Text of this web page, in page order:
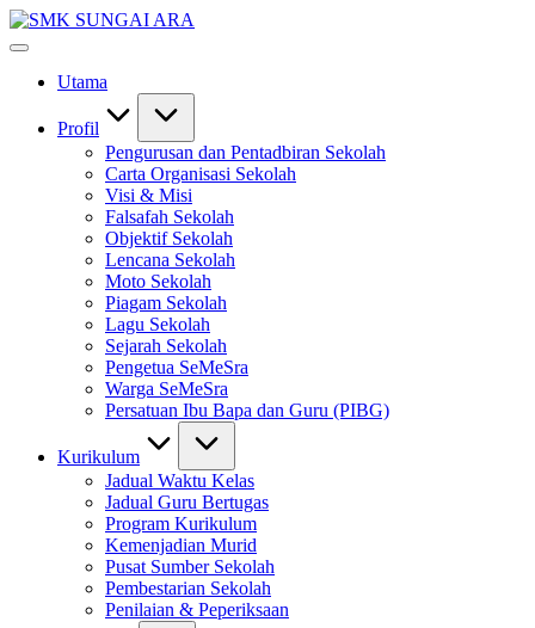
Skip
to
#KetekunanNadiKecemerlangan
#SeMeSradiHati
Utama
Profil
Pengurusan dan Pentadbiran Sekolah
Carta Organisasi Sekolah
Visi & Misi
Falsafah Sekolah
Objektif Sekolah
Lencana Sekolah
Moto Sekolah
Piagam Sekolah
Lagu Sekolah
Sejarah Sekolah
Pengetua SeMeSra
Warga SeMeSra
Persatuan Ibu Bapa dan Guru (PIBG)
Kurikulum
Jadual Waktu Kelas
Jadual Guru Bertugas
Program Kurikulum
Kemenjadian Murid
Pusat Sumber Sekolah
Pembestarian Sekolah
Penilaian & Peperiksaan